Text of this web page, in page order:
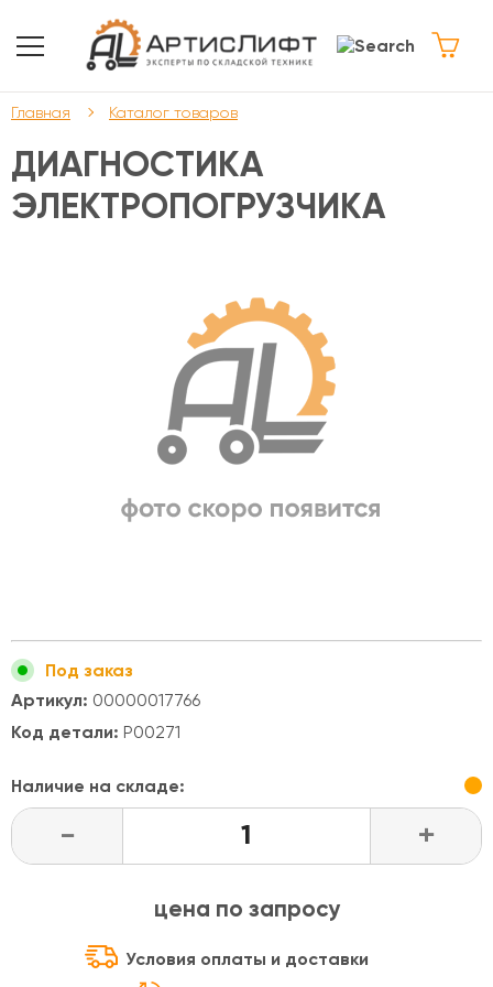
Главная Каталог товаров
ДИАГНОСТИКА
ЭЛЕКТРОПОГРУЗЧИКА
Под заказ
Артикул: 00000017766
Код детали: Р00271
Наличие на складе:
- +
цена по запросу
Условия оплаты и доставки